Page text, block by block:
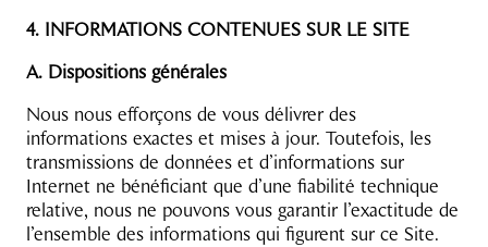
4. INFORMATIONS CONTENUES SUR LE SITE
A. Dispositions générales
Nous nous efforçons de vous délivrer des
informations exactes et mises à jour. Toutefois, les
transmissions de données et d’informations sur
Internet ne bénéficiant que d’une fiabilité technique
relative, nous ne pouvons vous garantir l’exactitude de
l’ensemble des informations qui figurent sur ce Site.